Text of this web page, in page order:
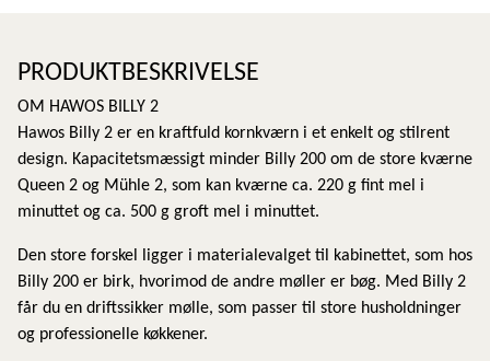
PRODUKTBESKRIVELSE
OM HAWOS BILLY 2
Hawos Billy 2 er en kraftfuld kornkværn i et enkelt og stilrent
design. Kapacitetsmæssigt minder Billy 200 om de store kværne
Queen 2 og Mühle 2, som kan kværne ca. 220 g fint mel i
minuttet og ca. 500 g groft mel i minuttet.
Den store forskel ligger i materialevalget til kabinettet, som hos
Billy 200 er birk, hvorimod de andre møller er bøg. Med Billy 2
får du en driftssikker mølle, som passer til store husholdninger
og professionelle køkkener.